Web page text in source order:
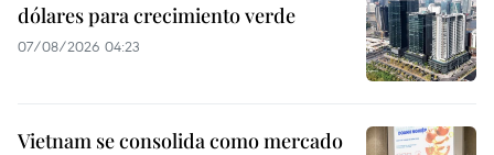
dólares para crecimiento verde
07/08/2026 04:23
Vietnam se consolida como mercado